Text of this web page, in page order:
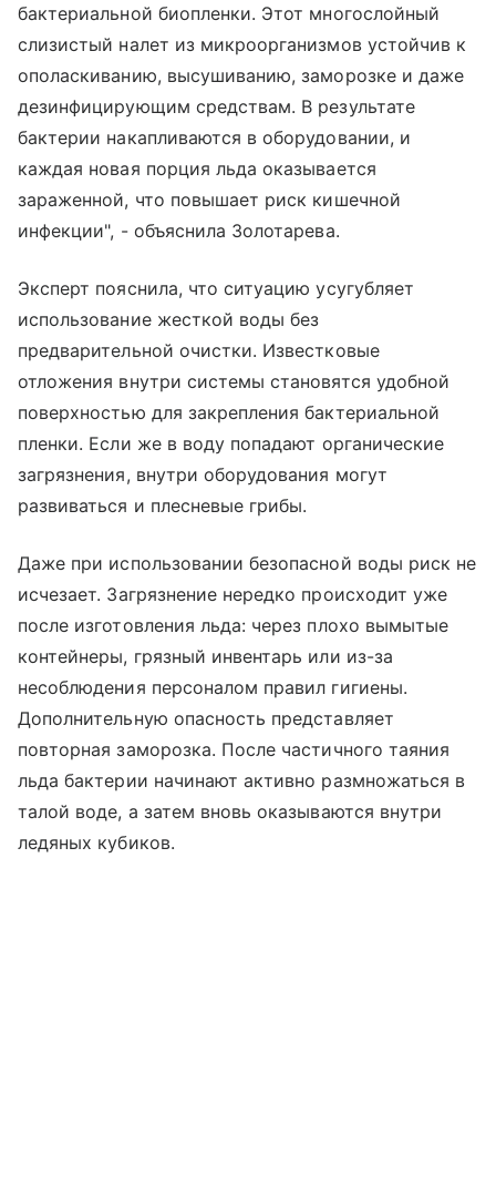
бактериальной биопленки. Этот многослойный
слизистый налет из микроорганизмов устойчив к
ополаскиванию, высушиванию, заморозке и даже
дезинфицирующим средствам. В результате
бактерии накапливаются в оборудовании, и
каждая новая порция льда оказывается
зараженной, что повышает риск кишечной
инфекции", - объяснила Золотарева.
Эксперт пояснила, что ситуацию усугубляет
использование жесткой воды без
предварительной очистки. Известковые
отложения внутри системы становятся удобной
поверхностью для закрепления бактериальной
пленки. Если же в воду попадают органические
загрязнения, внутри оборудования могут
развиваться и плесневые грибы.
Даже при использовании безопасной воды риск не
исчезает. Загрязнение нередко происходит уже
после изготовления льда: через плохо вымытые
контейнеры, грязный инвентарь или из-за
несоблюдения персоналом правил гигиены.
Дополнительную опасность представляет
повторная заморозка. После частичного таяния
льда бактерии начинают активно размножаться в
талой воде, а затем вновь оказываются внутри
ледяных кубиков.